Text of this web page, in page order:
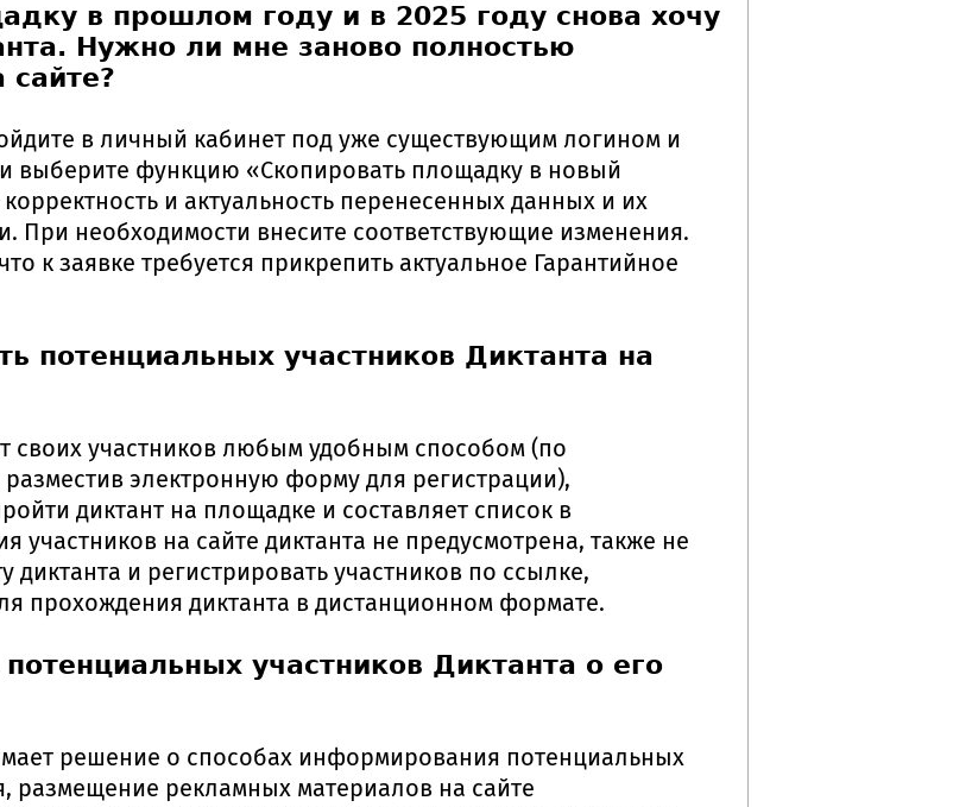
в прошлом году и в 2025 году снова хочу
Нужно ли мне заново полностью
сайте?
в личный кабинет под уже существующим логином и
выберите функцию «Скопировать площадку в новый
и актуальность перенесенных данных и их
При необходимости внесите соответствующие изменения.
к заявке требуется прикрепить актуальное Гарантийное
потенциальных участников Диктанта на
своих участников любым удобным способом (по
электронную форму для регистрации),
диктант на площадке и составляет список в
участников на сайте диктанта не предусмотрена, также не
диктанта и регистрировать участников по ссылке,
прохождения диктанта в дистанционном формате.
участников Диктанта о его
решение о способах информирования потенциальных
размещение рекламных материалов на сайте